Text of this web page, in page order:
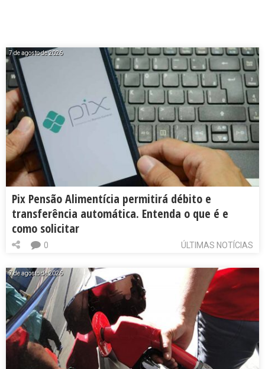
7 de agosto de 2026
Pix Pensão Alimentícia permitirá débito e
transferência automática. Entenda o que é e
como solicitar
ÚLTIMAS NOTÍCIAS
0
7 de agosto de 2026